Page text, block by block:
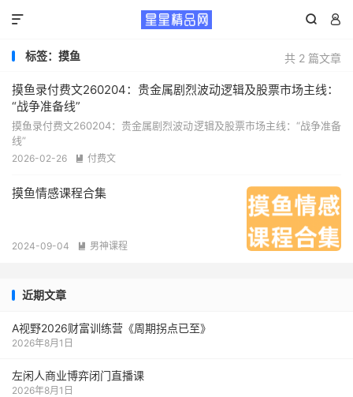
 

共 2 篇文章
标签：摸鱼
摸鱼录付费文260204：贵金属剧烈波动逻辑及股票市场主线：
“战争准备线”
摸鱼录付费文260204：贵金属剧烈波动逻辑及股票市场主线：“战争准备
线”
2026-02-26  付费文
摸鱼情感课程合集
2024-09-04  男神课程
近期文章
A视野2026财富训练营《周期拐点已至》
2026年8月1日
左闲人商业博弈闭门直播课
2026年8月1日